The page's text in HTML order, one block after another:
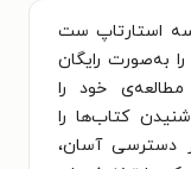
استارتاپ ست
به‌صورت رایگان
خود را
کتاب‌ها را
دسترسی آسان،